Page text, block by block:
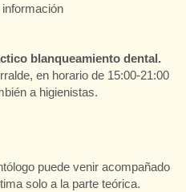
blanqueamiento dental.
en horario de 15:00-21:00
a higienistas.
puede venir acompañado
solo a la parte teórica.